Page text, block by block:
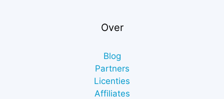
Over
Blog
Partners
Licenties
Affiliates